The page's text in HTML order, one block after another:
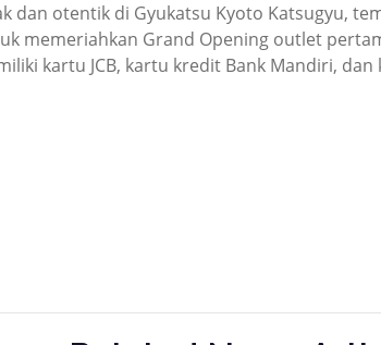
dan otentik di Gyukatsu Kyoto Katsugyu,
memeriahkan Grand Opening outlet
kartu JCB, kartu kredit Bank Mandiri, dan